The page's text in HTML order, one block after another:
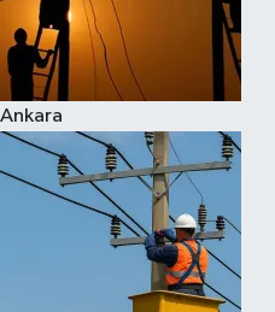
Ankara